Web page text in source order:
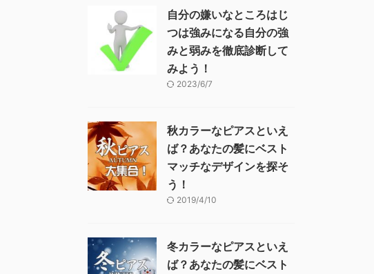
自分の嫌いなところはじ
つは強みになる自分の強
みと弱みを徹底診断して
みよう！
2023/6/7
秋カラーなピアスといえ
ば？あなたの髪にベスト
マッチなデザインを探そ
う！
2019/4/10
冬カラーなピアスといえ
ば？あなたの髪にベスト